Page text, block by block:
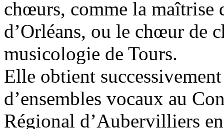
chœurs, comme la maîtrise
d’Orléans, ou le chœur de
musicologie de Tours.
Elle obtient
d’ensembles vocaux au
Régional d’Aubervilliers